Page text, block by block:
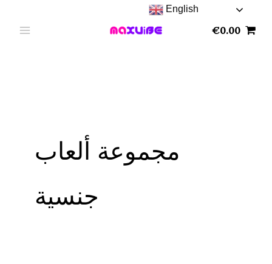
€0.00
مجموعة ألعاب
جنسية
English